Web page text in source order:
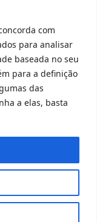
com
para analisar
baseada no seu
para a definição
das
a elas, basta
no Sistema e-
Reservados